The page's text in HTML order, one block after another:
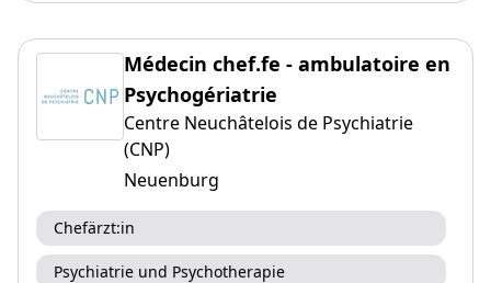
Médecin chef.fe - ambulatoire en
Psychogériatrie
Centre Neuchâtelois de Psychiatrie
(CNP)
Neuenburg
Chefärzt:in
Psychiatrie und Psychotherapie